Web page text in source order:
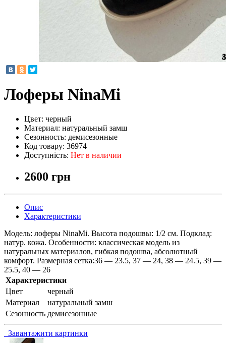
Лоферы NinaMi
Цвет: черный
Материал: натуральный замш
Сезонность: демисезонные
Код товару: 36974
Доступність: Нет в наличии
2600 грн
Опис
Характеристики
Модель: лоферы NinaMi. Высота подошвы: 1/2 см. Подклад:
натур. кожа. Особенности: классическая модель из
натуральных материалов, гибкая подошва, абсолютный
комфорт. Размерная сетка:36 — 23.5, 37 — 24, 38 — 24.5, 39 —
25.5, 40 — 26
Характеристики
Цвет
черный
Материал
натуральный замш
Сезонность демисезонные
Завантажити картинки